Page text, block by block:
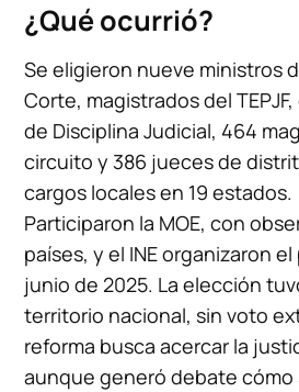
¿Qué ocurrió?
Se eligieron nueve ministros
Corte, magistrados del
de Disciplina Judicial, 464
circuito y 386 jueces de
cargos locales en 19 estados.
Participaron la MOE, con
países, y el INE organizaron
junio de 2025. La elección
territorio nacional, sin voto
reforma busca acercar la
aunque generó debate cómo